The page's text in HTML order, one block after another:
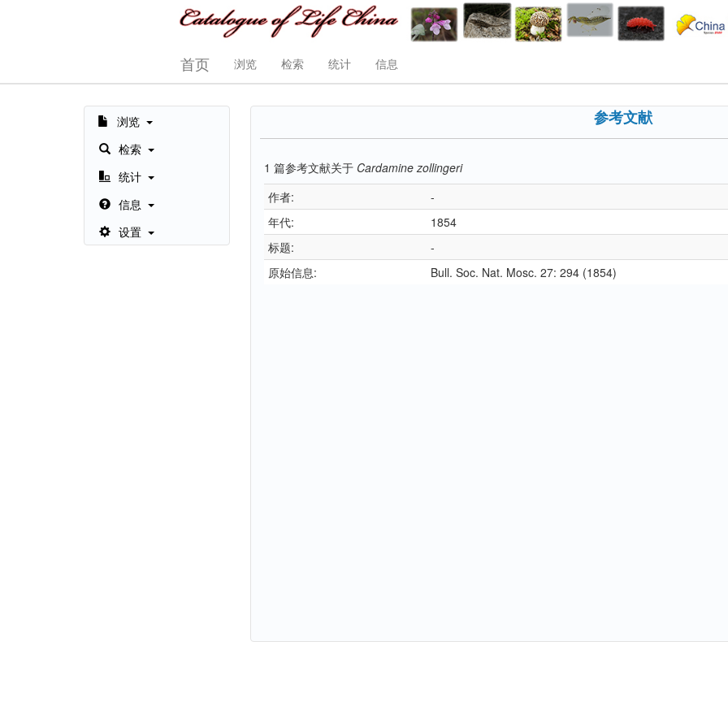
首页 浏览 检索 统计 信息
浏览
检索
统计
信息
设置
参考文献
1 篇参考文献关于 Cardamine zollingeri
作者:
-
年代:
1854
标题:
-
原始信息:
Bull. Soc. Nat. Mosc. 27: 294 (1854)